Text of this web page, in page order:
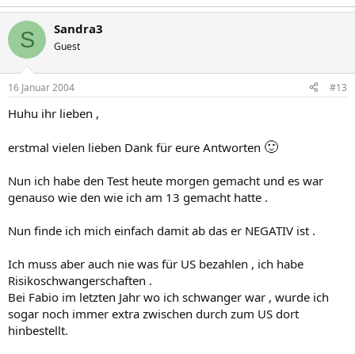
S Sandra3
Guest
16 Januar 2004 #13
Huhu ihr lieben ,
erstmal vielen lieben Dank für eure Antworten 🙂
Nun ich habe den Test heute morgen gemacht und es war
genauso wie den wie ich am 13 gemacht hatte .
Nun finde ich mich einfach damit ab das er NEGATIV ist .
Ich muss aber auch nie was für US bezahlen , ich habe
Risikoschwangerschaften .
Bei Fabio im letzten Jahr wo ich schwanger war , wurde ich
sogar noch immer extra zwischen durch zum US dort
hinbestellt.